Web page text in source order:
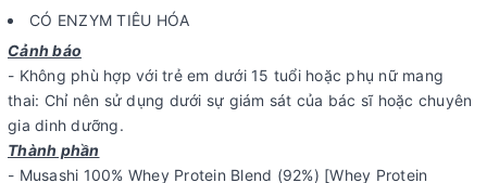
CÓ ENZYM TIÊU HÓA
Cảnh báo
- Không phù hợp với trẻ em dưới 15 tuổi hoặc phụ nữ mang
thai: Chỉ nên sử dụng dưới sự giám sát của bác sĩ hoặc chuyên
gia dinh dưỡng.
Thành phần
- Musashi 100% Whey Protein Blend (92%) [Whey Protein